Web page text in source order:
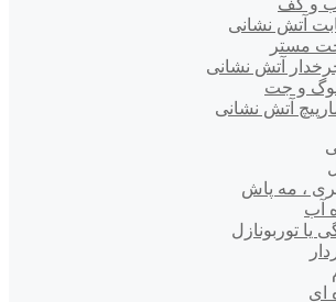
آتش نشانی
جت مستر
آتش نشانی
فوگ و جت
آتش نشانی
، مه پاش
آب
یا توربونازل
ای